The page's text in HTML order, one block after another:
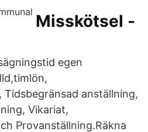
Misskötsel -
egen
Tidsbegränsad anställning,
Vikariat,
Provanställning.Räkna